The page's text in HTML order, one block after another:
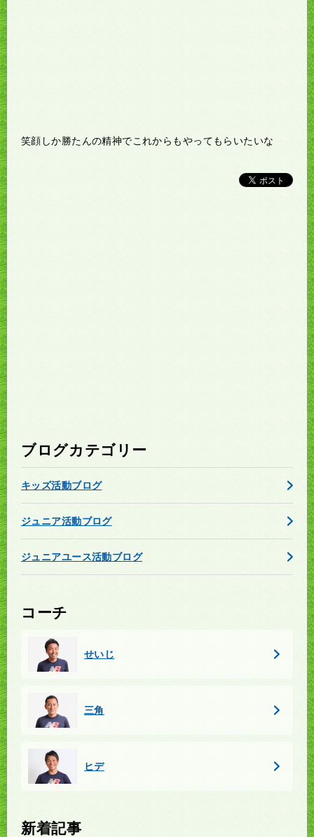
笑顔しか勝たんの精神でこれからもやってもらいたいな
ブログカテゴリー
キッズ活動ブログ
ジュニア活動ブログ
ジュニアユース活動ブログ
コーチ
せいじ
三角
ヒデ
新着記事